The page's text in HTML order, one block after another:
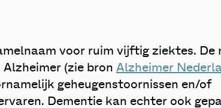
voor ruim vijftig ziektes. De
(zie bron Alzheimer
geheugenstoornissen en/of
Dementie kan echter ook